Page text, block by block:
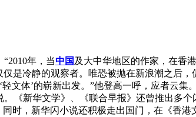
年，当中国及大中华地区的作家，在香
是冷静的观察者。唯恐被抛在新浪潮之后
文体’的崭新出发。”他登高一呼，应者云集
《新华文学》、《联合早报》还曾推出多个
时，新华闪小说还积极走出国门，在《香港